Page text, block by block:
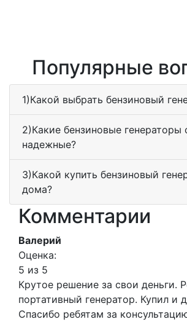
Популярные
1)Какой выбрать бензиновый
2)Какие бензиновые генераторы
надежные?
3)Какой купить бензиновый
дома?
Комментарии
Валерий
Оценка:
5 из 5
Крутое решение за свои деньги.
портативный генератор. Купил и
Спасибо ребятам за